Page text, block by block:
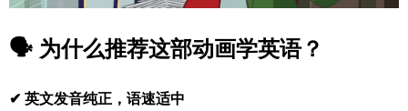
🗣️ 为什么推荐这部动画学英语？
✔ 英文发音纯正，语速适中